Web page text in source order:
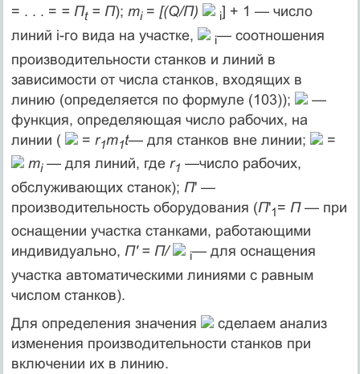
= . . . = = Пt= П); mi = [(Q/П) i] + 1 — число
линий i-гo вида на участке,
i— соотношения
производительности станков и линий в
зависимости от числа станков, входящих в
линию (определяется по формуле (103));
—
функция, определяющая число рабочих, на
линии (
= r1m1t— для станков вне линии;
=
mi — для линий, где r1 —число рабочих,
обслужи­вающих станок); П' —
производительность оборудования (П'1= П— при
оснащении участка станками, работающими
индивидуально, П' = П/ i— для оснащения
участка автоматическими линиями с равным
числом станков).
Для определения значения
сделаем анализ
изменения произ­водительности станков при
включении их в линию.